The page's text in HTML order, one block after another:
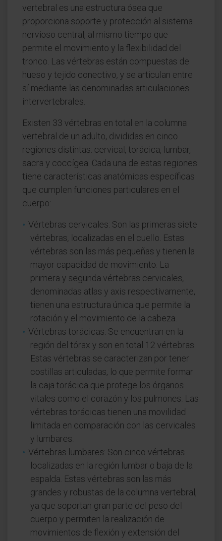
vertebral es una estructura ósea que
proporciona soporte y protección al sistema
nervioso central, al mismo tiempo que
permite el movimiento y la flexibilidad del
tronco. Las vértebras están compuestas de
hueso y tejido conectivo, y se articulan entre
sí mediante las denominadas articulaciones
intervertebrales.
Existen 33 vértebras en total en la columna
vertebral de un adulto, divididas en cinco
regiones distintas: cervical, torácica, lumbar,
sacra y coccígea. Cada una de estas regiones
tiene características anatómicas específicas
que cumplen funciones particulares en el
cuerpo:
Vértebras cervicales: Son las primeras siete
vértebras, localizadas en el cuello. Estas
vértebras son las más pequeñas y tienen la
mayor capacidad de movimiento. La
primera y segunda vértebras cervicales,
denominadas atlas y axis respectivamente,
tienen una estructura única que permite la
rotación y el movimiento de la cabeza.
Vértebras torácicas: Se encuentran en la
región del tórax y son en total 12 vértebras.
Estas vértebras se caracterizan por tener
costillas articuladas, lo que permite formar
la caja torácica que protege los órganos
vitales como el corazón y los pulmones. Las
vértebras torácicas tienen una movilidad
limitada en comparación con las cervicales
y lumbares.
Vértebras lumbares: Son cinco vértebras
localizadas en la región lumbar o baja de la
espalda. Estas vértebras son las más
grandes y robustas de la columna vertebral,
ya que soportan gran parte del peso del
cuerpo y permiten la realización de
movimientos de flexión y extensión del